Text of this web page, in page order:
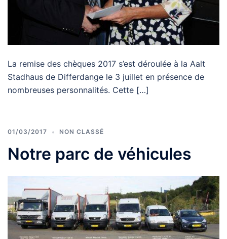
La remise des chèques 2017 s’est déroulée à la Aalt
Stadhaus de Differdange le 3 juillet en présence de
nombreuses personnalités. Cette […]
01/03/2017 NON CLASSÉ
Notre parc de véhicules